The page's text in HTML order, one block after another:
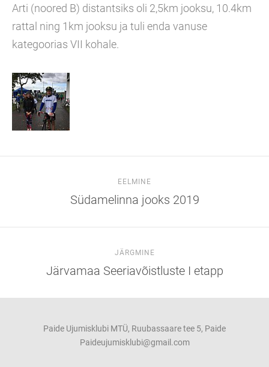
Arti (noored B) distantsiks oli 2,5km jooksu, 10.4km
rattal ning 1km jooksu ja tuli enda vanuse
kategoorias VII kohale.
EELMINE
Südamelinna jooks 2019
JÄRGMINE
Järvamaa Seeriavõistluste I etapp
Paide Ujumisklubi MTÜ, Ruubassaare tee 5, Paide
Paideujumisklubi@gmail.com